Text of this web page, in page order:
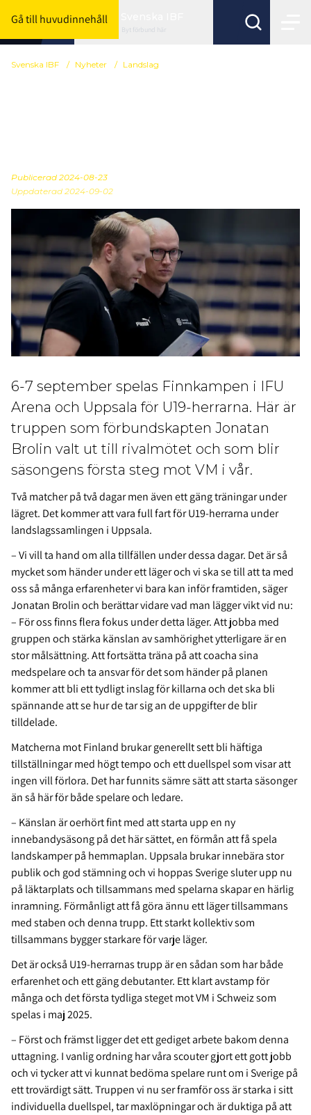
Gå till huvudinnehåll
Byt förbund här
Svenska IBF / Nyheter / Landslag
Publicerad 2024-08-23
Uppdaterad 2024-09-02
6-7 september spelas Finnkampen i IFU
Arena och Uppsala för U19-herrarna. Här är
truppen som förbundskapten Jonatan
Brolin valt ut till rivalmötet och som blir
säsongens första steg mot VM i vår.
Två matcher på två dagar men även ett gäng träningar under
lägret. Det kommer att vara full fart för U19-herrarna under
landslagssamlingen i Uppsala.
– Vi vill ta hand om alla tillfällen under dessa dagar. Det är så
mycket som händer under ett läger och vi ska se till att ta med
oss så många erfarenheter vi bara kan inför framtiden, säger
Jonatan Brolin och berättar vidare vad man lägger vikt vid nu:
– För oss finns flera fokus under detta läger. Att jobba med
gruppen och stärka känslan av samhörighet ytterligare är en
stor målsättning. Att fortsätta träna på att coacha sina
medspelare och ta ansvar för det som händer på planen
kommer att bli ett tydligt inslag för killarna och det ska bli
spännande att se hur de tar sig an de uppgifter de blir
tilldelade.
Matcherna mot Finland brukar generellt sett bli häftiga
tillställningar med högt tempo och ett duellspel som visar att
ingen vill förlora. Det har funnits sämre sätt att starta säsonger
än så här för både spelare och ledare.
– Känslan är oerhört fint med att starta upp en ny
innebandysäsong på det här sättet, en förmån att få spela
landskamper på hemmaplan. Uppsala brukar innebära stor
publik och god stämning och vi hoppas Sverige sluter upp nu
på läktarplats och tillsammans med spelarna skapar en härlig
inramning. Förmånligt att få göra ännu ett läger tillsammans
med staben och denna trupp. Ett starkt kollektiv som
tillsammans bygger starkare för varje läger.
Det är också U19-herrarnas trupp är en sådan som har både
erfarenhet och ett gäng debutanter. Ett klart avstamp för
många och det första tydliga steget mot VM i Schweiz som
spelas i maj 2025.
– Först och främst ligger det ett gediget arbete bakom denna
uttagning. I vanlig ordning har våra scouter gjort ett gott jobb
och vi tycker att vi kunnat bedöma spelare runt om i Sverige på
ett trovärdigt sätt. Truppen vi nu ser framför oss är starka i sitt
individuella duellspel, tar maxlöpningar och är duktiga på att